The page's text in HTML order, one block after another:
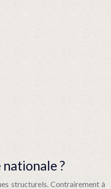
?
structurels. Contrairement à